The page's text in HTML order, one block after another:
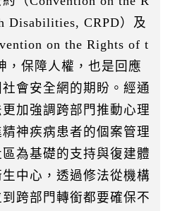
Disabilities, CRPD）及
on the Rights of t
，保障人權，也是回應
會安全網的期盼。經通
加強調跨部門推動心理
神疾病患者的個案管理
為基礎的支持與復建體
中心，透過修法從機構
跨部門轉銜都要確保不